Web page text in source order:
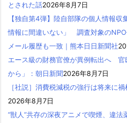
とされた話2026年8月7日
【独自第4弾】陸自部隊の個人情報
情報に間違いない」 調査対象の
メール履歴も一致｜熊本日日新聞社
エース級の財務官僚が異例転出へ 官
から」：朝日新聞2026年8月7日
［社説］消費税減税の強行は将来に
2026年8月7日
“獣人”共存の深夜アニメで喫煙、違